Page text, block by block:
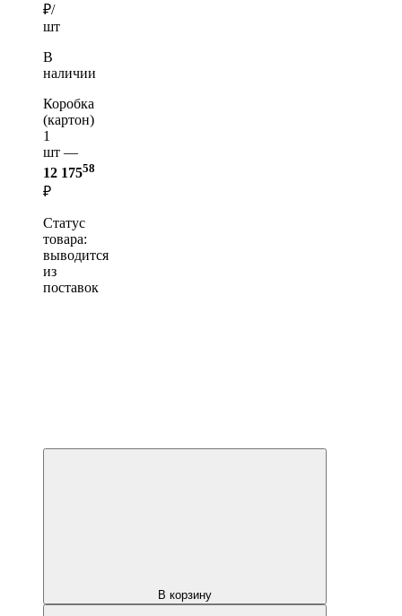
₽/
шт
В
наличии
Коробка
(картон)
1
шт —
12 17558
₽
Статус
товара:
выводится
из
поставок
В корзину